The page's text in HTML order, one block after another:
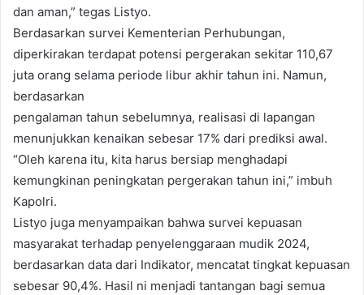
dan aman,” tegas Listyo.
Berdasarkan survei Kementerian Perhubungan,
diperkirakan terdapat potensi pergerakan sekitar 110,67
juta orang selama periode libur akhir tahun ini. Namun,
berdasarkan
pengalaman tahun sebelumnya, realisasi di lapangan
menunjukkan kenaikan sebesar 17% dari prediksi awal.
“Oleh karena itu, kita harus bersiap menghadapi
kemungkinan peningkatan pergerakan tahun ini,” imbuh
Kapolri.
Listyo juga menyampaikan bahwa survei kepuasan
masyarakat terhadap penyelenggaraan mudik 2024,
berdasarkan data dari Indikator, mencatat tingkat kepuasan
sebesar 90,4%. Hasil ni menjadi tantangan bagi semua